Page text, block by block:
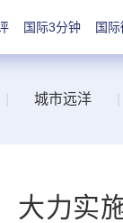
国际3分钟 国
城市远洋
大力实